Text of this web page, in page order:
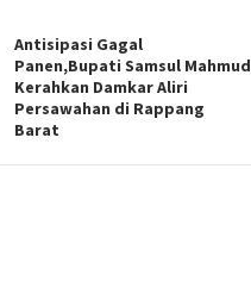
Antisipasi Gagal
Panen,Bupati Samsul Mahmud
Kerahkan Damkar Aliri
Persawahan di Rappang
Barat